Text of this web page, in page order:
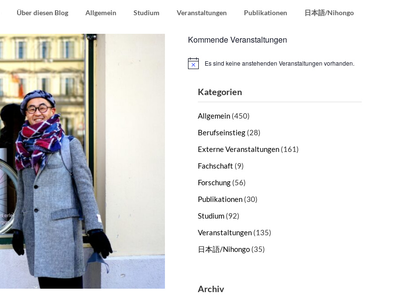
Über diesen Blog Allgemein Studium Veranstaltungen Publikationen 日本語/Nihongo
Kommende Veranstaltungen
HinweisEs sind keine anstehenden Veranstaltungen vorhanden.
Kategorien
Allgemein(450)
Berufseinstieg(28)
Externe Veranstaltungen(161)
Fachschaft (9)
Forschung(56)
Publikationen(30)
Studium(92)
Veranstaltungen(135)
日本語/Nihongo(35)
Archiv